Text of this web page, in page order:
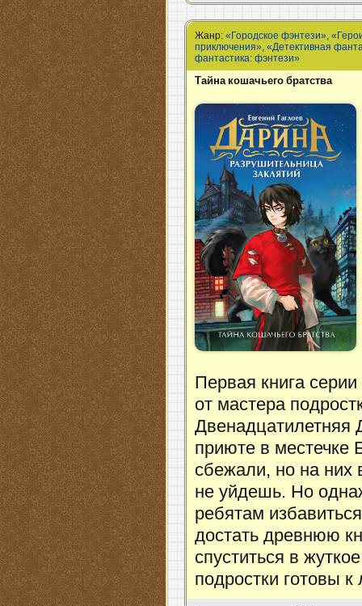
Жанр:«Городское фэнтези»,
приключения»,«Детективная
фантастика: фэнтези»
Тайна кошачьего братства
Первая книга
от мастера
Двенадцатилетняя
приюте в местечке
сбежали, но на
не уйдешь. Но
ребятам
достать древнюю
спуститься в
подростки готовы